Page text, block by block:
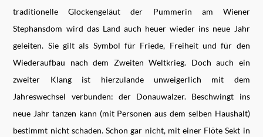
traditionelle Glockengeläut der Pummerin am Wiener
Stephansdom wird das Land auch heuer wieder ins neue Jahr
geleiten. Sie gilt als Symbol für Friede, Freiheit und für den
Wiederaufbau nach dem Zweiten Weltkrieg. Doch auch ein
zweiter Klang ist hierzulande unweigerlich mit dem
Jahreswechsel verbunden: der Donauwalzer. Beschwingt ins
neue Jahr tanzen kann (mit Personen aus dem selben Haushalt)
bestimmt nicht schaden. Schon gar nicht, mit einer Flöte Sekt in